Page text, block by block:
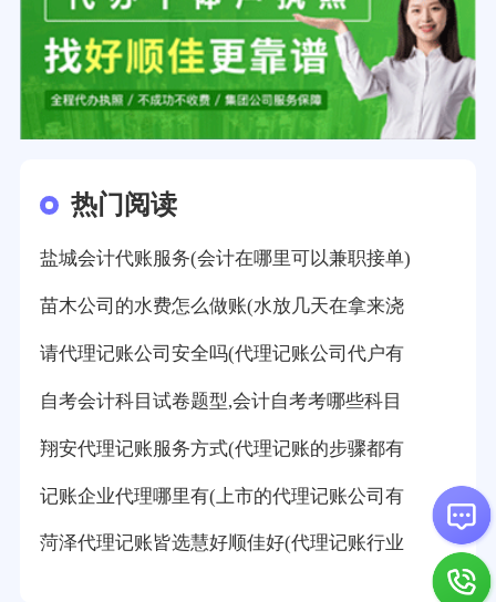
热门阅读
盐城会计代账服务(会计在哪里可以兼职接单)
苗木公司的水费怎么做账(水放几天在拿来浇
请代理记账公司安全吗(代理记账公司代户有
自考会计科目试卷题型,会计自考考哪些科目
翔安代理记账服务方式(代理记账的步骤都有
记账企业代理哪里有(上市的代理记账公司有
菏泽代理记账皆选慧好顺佳好(代理记账行业